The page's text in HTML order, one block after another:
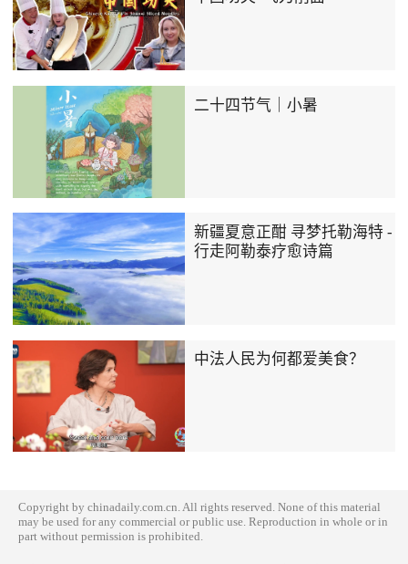
二十四节气｜小暑
新疆夏意正酣 寻梦托勒海特 -
行走阿勒泰疗愈诗篇
中法人民为何都爱美食？
Copyright by chinadaily.com.cn. All rights reserved. None of this material
may be used for any commercial or public use. Reproduction in whole or in
part without permission is prohibited.